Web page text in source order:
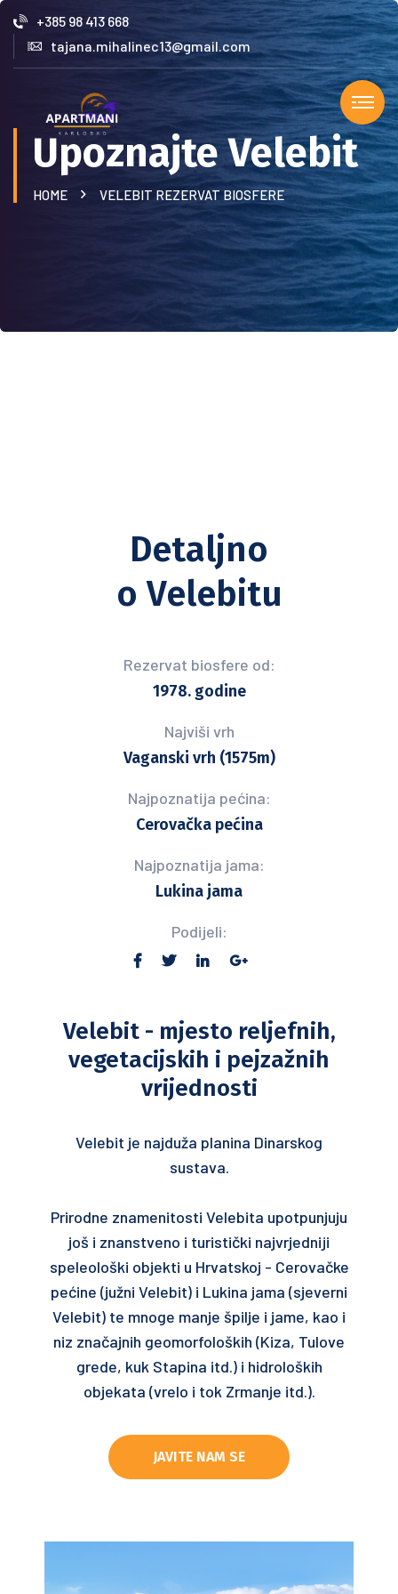
+385 98 413 668
tajana.mihalinec13@gmail.com
Upoznajte Velebit
HOME VELEBIT REZERVAT BIOSFERE
Detaljno
o Velebitu
Rezervat biosfere od:
1978. godine
Najviši vrh
Vaganski vrh (1575m)
Najpoznatija pećina:
Cerovačka pećina
Najpoznatija jama:
Lukina jama
Podijeli:
Velebit - mjesto reljefnih,
vegetacijskih i pejzažnih
vrijednosti
Velebit je najduža planina Dinarskog
sustava.
Prirodne znamenitosti Velebita upotpunjuju
još i znanstveno i turistički najvrjedniji
speleološki objekti u Hrvatskoj - Cerovačke
pećine (južni Velebit) i Lukina jama (sjeverni
Velebit) te mnoge manje špilje i jame, kao i
niz značajnih geomorfoloških (Kiza, Tulove
grede, kuk Stapina itd.) i hidroloških
objekata (vrelo i tok Zrmanje itd.).
JAVITE NAM SE